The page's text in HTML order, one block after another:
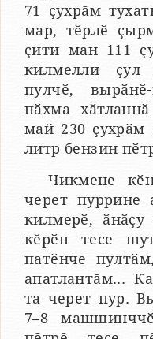
71 ҫухрӑм
мар, тӗрлӗ
ҫити ман 111
килмелли ҫул
пулчӗ,
пӑхма
май 230 ҫухрӑм
литр бензин
Чикмене
черет пуррине
килмерӗ,
кӗрӗп тесе
патӗнче
апатлантӑм...
та черет пур.
7–8